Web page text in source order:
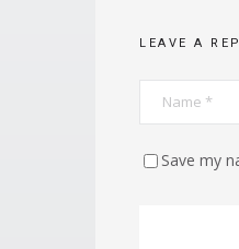
LEAVE A
Save my